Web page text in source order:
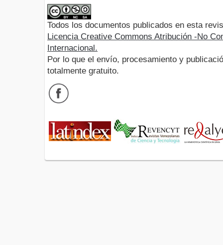
Todos los documentos publicados en esta
Licencia Creative Commons Atribución -No
Internacional.
Por lo que el envío, procesamiento y
totalmente gratuito.